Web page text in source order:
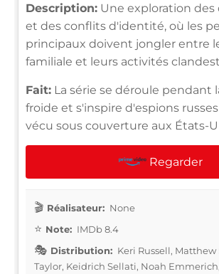
Description: Une exploration des
et des conflits d'identité, où les
principaux doivent jongler entre
familiale et leurs activités
Fait: La série se déroule pendant
froide et s'inspire d'espions
vécu sous couverture aux États-
Regarder
Réalisateur: None
Note: IMDb 8.4
Distribution: Keri Russell, Matthew
Taylor, Keidrich Sellati, Noah